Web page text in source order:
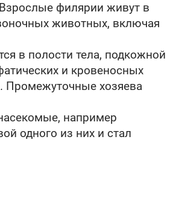
филярии живут в
животных, включая
в полости тела, подкожной
и кровеносных
Промежуточные хозяева
например
одного из них и стал